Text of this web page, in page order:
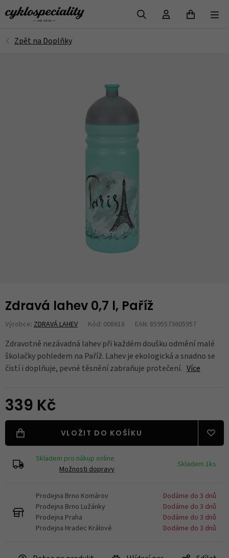
Zdravá lahev 0,7 l, Paříž
Výrobce: ZDRAVÁ LAHEV Kód: 008618 EAN: 8595573605957
Zdravotně nezávadná lahev při každém doušku odmění malé
školačky pohledem na Paříž. Lahev je ekologická a snadno se
čistí i doplňuje, pevné těsnění zabraňuje protečení. Více
339 Kč
VLOŽIT DO KOŠÍKU
Skladem pro nákup online
Možnosti dopravy
Skladem 1ks
Prodejna Brno Komárov
Dodáme do 3 dnů
Prodejna Brno Lužánky
Dodáme do 3 dnů
Prodejna Praha
Dodáme do 3 dnů
Prodejna Hradec Králové
Dodáme do 3 dnů